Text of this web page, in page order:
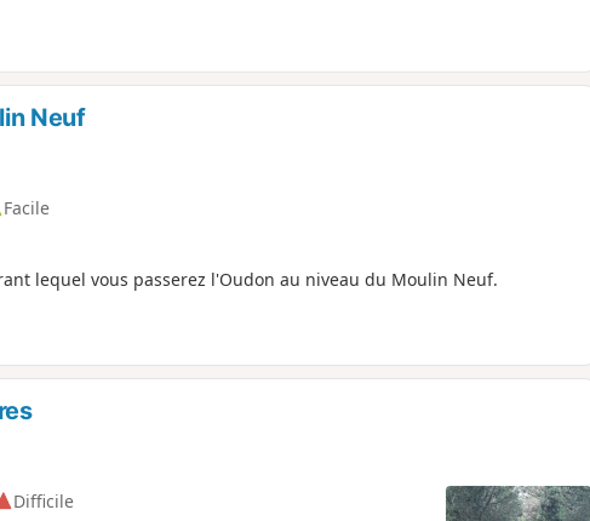
Neuf
Facile
lequel vous passerez l'Oudon au niveau du Moulin Neuf.
Difficile